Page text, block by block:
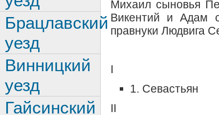
Михаил сыновья
Викентий и Адам
правнуки Людвига
I
1. Севастьян
II
Брацлавский
уезд
Винницкий
уезд
Гайсинский